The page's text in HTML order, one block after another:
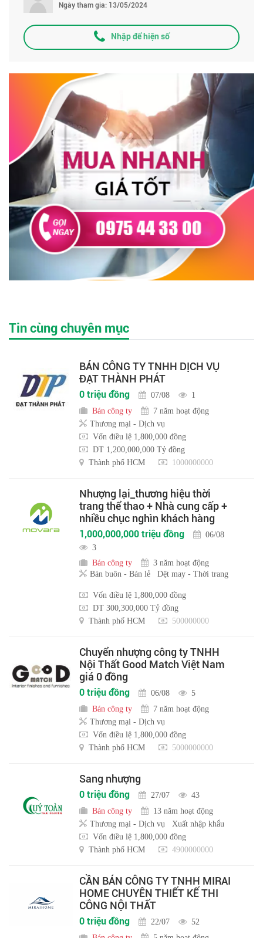
Ngày tham gia: 13/05/2024
Nhập để hiện số
Tin cùng chuyên mục
BÁN CÔNG TY TNHH DỊCH VỤ
ĐẠT THÀNH PHÁT
0 triệu đồng 07/08
1
Bán công ty
7 năm hoạt động
Thương mại - Dịch vụ
Vốn điều lệ 1,800,000 đồng
DT 1,200,000,000 Tỷ đồng
Thành phố HCM
1000000000
Nhượng lại_thương hiệu thời
trang thể thao + Nhà cung cấp +
nhiều chục nghìn khách hàng
1,000,000,000 triệu đồng
06/08
3
Bán công ty
3 năm hoạt động
Bán buôn - Bán lẻ
Dệt may - Thời trang
Vốn điều lệ 1,800,000 đồng
DT 300,300,000 Tỷ đồng
Thành phố HCM
500000000
Chuyển nhượng công ty TNHH
Nội Thất Good Match Việt Nam
giá 0 đồng
0 triệu đồng 06/08
5
Bán công ty
7 năm hoạt động
Thương mại - Dịch vụ
Vốn điều lệ 1,800,000 đồng
Thành phố HCM
5000000000
Sang nhượng
0 triệu đồng 27/07
43
Bán công ty
13 năm hoạt động
Thương mại - Dịch vụ
Xuất nhập khẩu
Vốn điều lệ 1,800,000 đồng
Thành phố HCM
4900000000
CẦN BÁN CÔNG TY TNHH MIRAI
HOME CHUYÊN THIẾT KẾ THI
CÔNG NỘI THẤT
0 triệu đồng 22/07
52